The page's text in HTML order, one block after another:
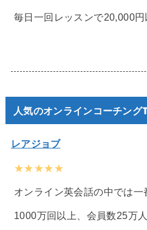
毎日一回レッスンで20,000円
人気のオンラインコーチング
レアジョブ
★★★★★
オンライン英会話の中では
1000万回以上、会員数25万人